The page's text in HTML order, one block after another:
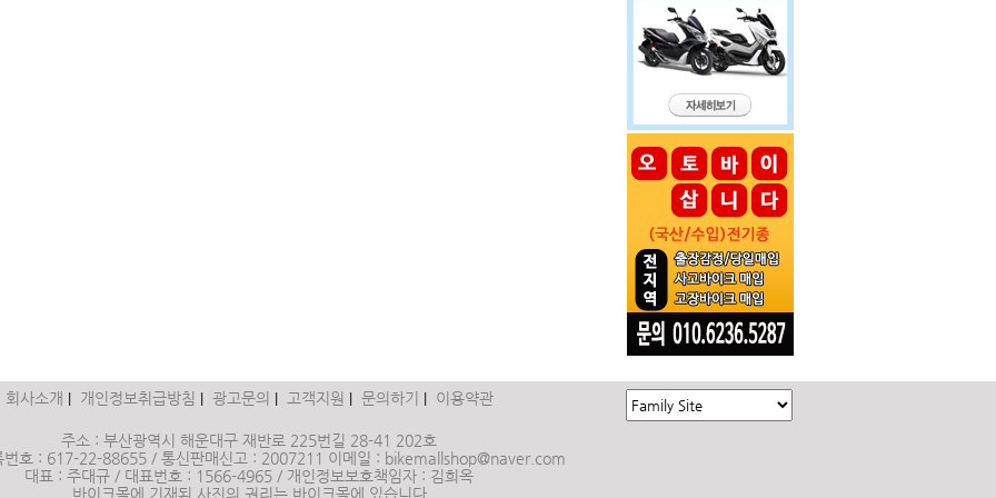
회사소개 개인정보취급방침 광고문의 고객지원 문의하기 이용약관
주소 : 부산광역시 해운대구 재반로 225번길 28-41 202호
번호 : 617-22-88655 / 통신판매신고 : 2007211 이메일 : bikemallshop@naver.com
대표 : 주대규 / 대표번호 : 1566-4965 / 개인정보보호책임자 : 김희옥
바이크몰에 기재된 사진의 권리는 바이크몰에 있습니다